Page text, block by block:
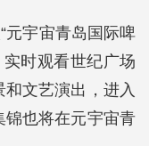
元宇宙青岛国际啤
时观看世纪广场
文艺演出，进入
也将在元宇宙青